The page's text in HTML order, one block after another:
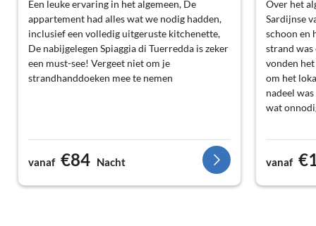
Een leuke ervaring in het algemeen, De
appartement had alles wat we nodig hadden,
inclusief een volledig uitgeruste kitchenette,
De nabijgelegen Spiaggia di Tuerredda is zeker
een must-see! Vergeet niet om je
strandhanddoeken mee te nemen
vanaf €84 Nacht
Over het
Sardijnse
schoon en
strand was
vonden
om het
nadeel
wat
vanaf